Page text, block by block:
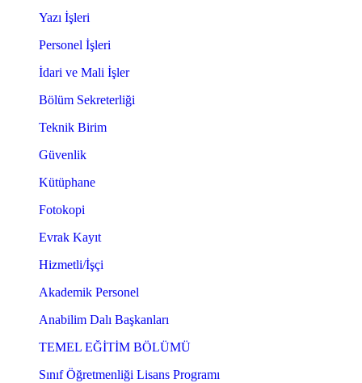
Yazı İşleri
Personel İşleri
İdari ve Mali İşler
Bölüm Sekreterliği
Teknik Birim
Güvenlik
Kütüphane
Fotokopi
Evrak Kayıt
Hizmetli/İşçi
Akademik Personel
Anabilim Dalı Başkanları
TEMEL EĞİTİM BÖLÜMÜ
Sınıf Öğretmenliği Lisans Programı